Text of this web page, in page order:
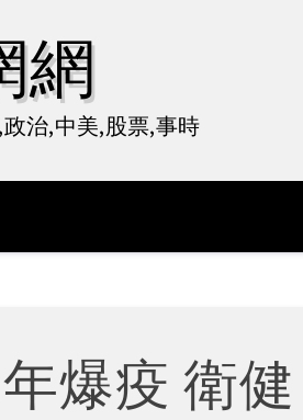
網
治,中美,股票,事時
爆疫 衛健